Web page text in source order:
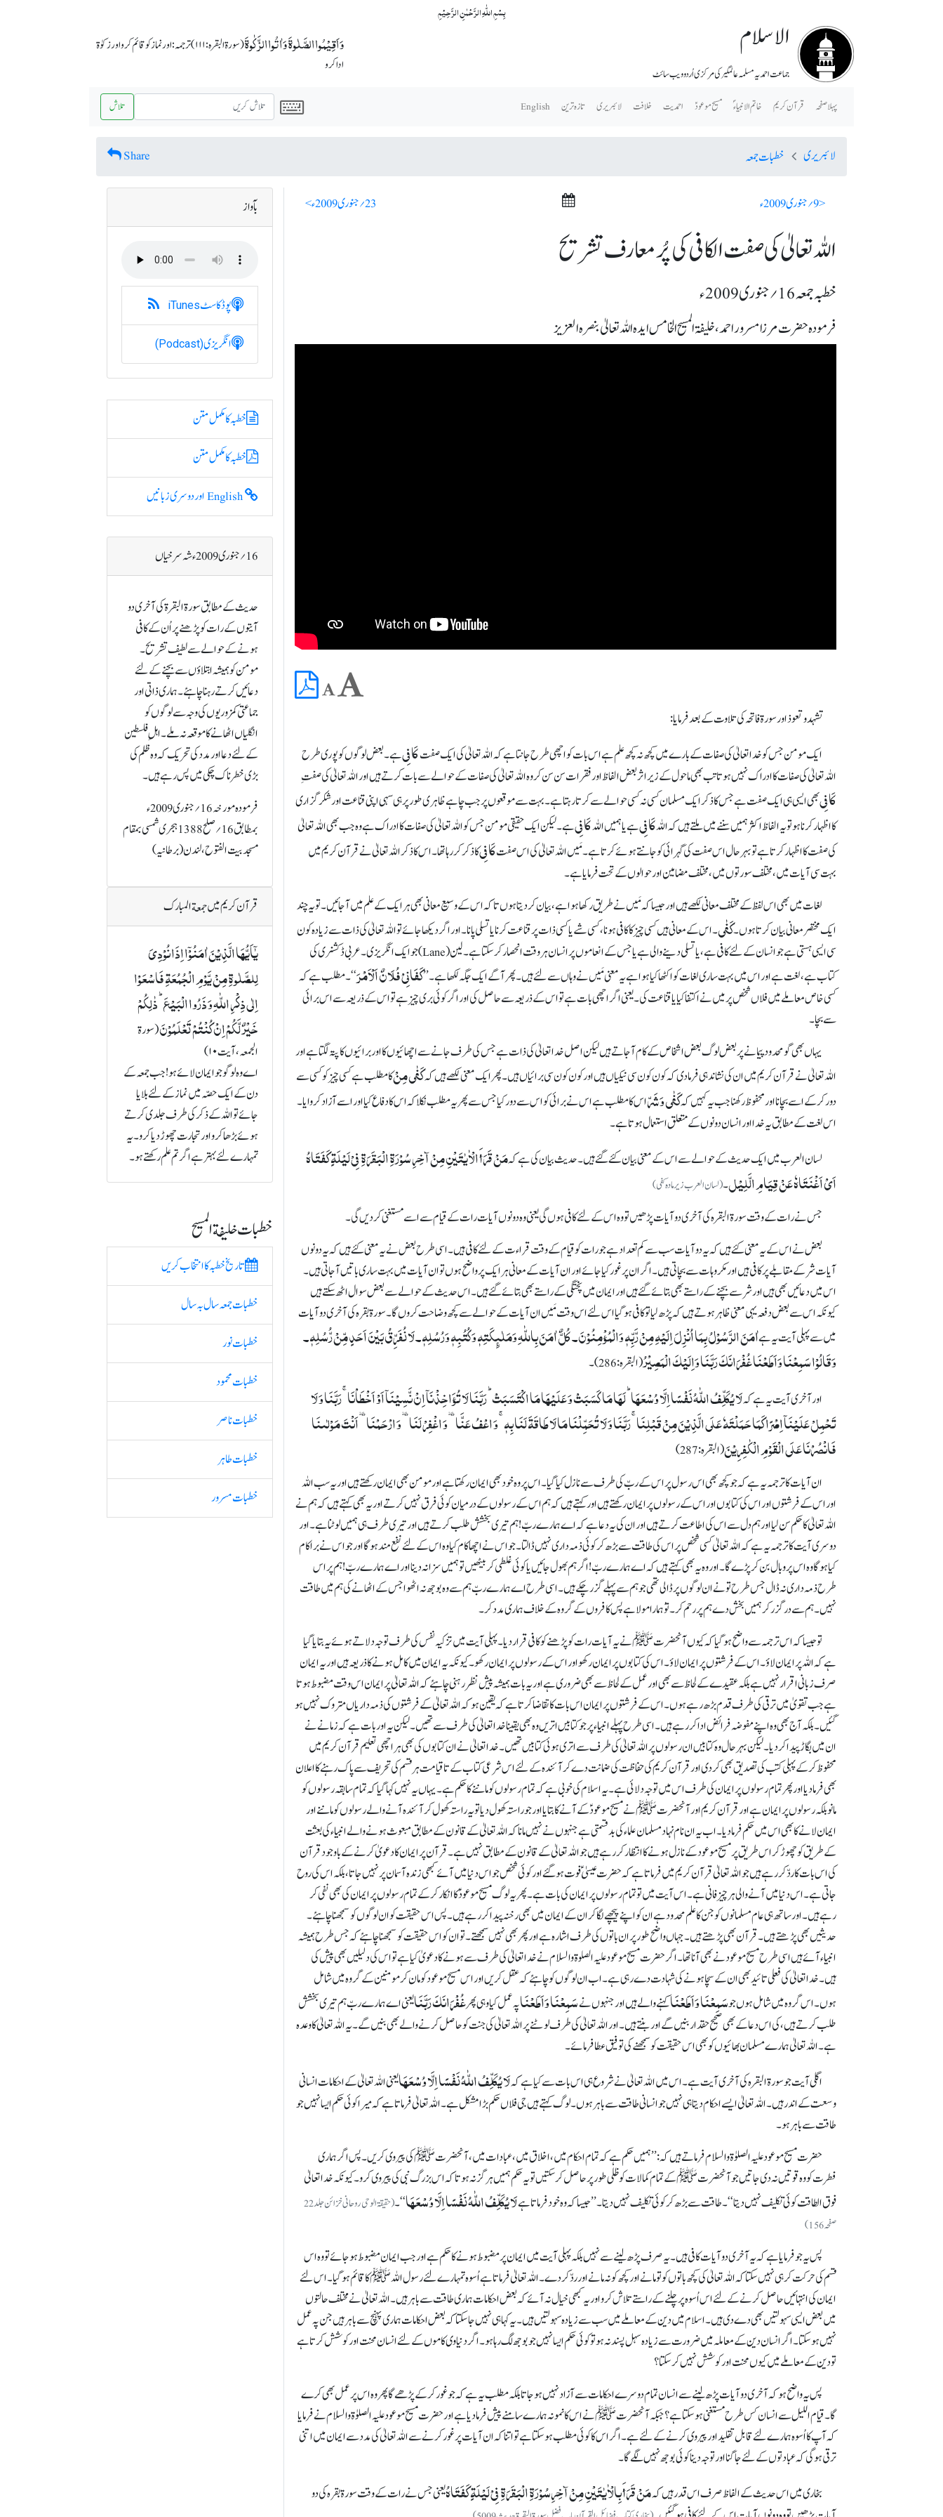
بِسۡمِ اللّٰہِ الرَّحۡمٰنِ الرَّحِیۡمِ
الاسلام
جماعت احمدیہ مسلمہ عالمگیر کی مرکزی اُردو ویب سائٹ
وَ اَقِیۡمُوا الصَّلٰوۃَ وَ اٰتُوا الزَّکٰوۃَ
(سورة البقرہ: ۱۱۱) ترجمہ: اور نماز کو قائم کرو اور زکوٰة
ادا کرو
پہلا صفحہ قرآن کریم خاتم الانبیاء ؐ مسیح موعودؑ احمدیت خلافت لائبریری تازہ ترین English تلاش
لائبریری خطبات جمعہ Share
< 9؍ جنوری 2009ء 23؍ جنوری 2009ء >
اللہ تعالیٰ کی صفت الکافی کی پُر معارف تشریح
خطبہ جمعہ 16؍ جنوری 2009ء
فرمودہ حضرت مرزا مسرور احمد، خلیفۃ المسیح الخامس ایدہ اللہ تعالیٰ بنصرہ العزیز
تشہد و تعوذ اور سورۃ فاتحہ کی تلاوت کے بعد فرمایا:
ایک مومن جس کو خداتعالیٰ کی صفات کے بارے میں کچھ نہ کچھ علم ہے اس بات کو اچھی طرح جانتا ہے کہ اللہ تعالیٰ کی ایک صفتکَافِیہے۔ بعض لوگوں کو پوری طرح
اللہ تعالیٰ کی صفات کا ادراک نہیں ہوتا تب بھی ماحول کے زیر اثر بعض الفاظ اور فقرات سن سن کر وہ اللہ تعالیٰ کی صفات کے حوالے سے بات کرتے ہیں اور اللہ تعالیٰ کی صفتِ
کَافِیبھی ایسی ہی ایک صفت ہے جس کا ذکر ایک مسلمان کسی نہ کسی حوالے سے کرتا رہتا ہے۔ بہت سے موقعوں پر جب چاہے ظاہری طور پر ہی سہی اپنی قناعت اور شکر گزاری
کا اظہار کرنا ہو تو یہ الفاظ اکثر ہمیں سننے میں ملتے ہیں کہ اللہکَافِیہے یا ہمیں اللہکَافِیہے۔ لیکن ایک حقیقی مومن جس کو اللہ تعالیٰ کی صفات کا ادراک ہے وہ جب بھی اللہ تعالیٰ
کی صفت کا اظہار کرتا ہے تو بہرحال اس صفت کی گہرائی کو جانتے ہوئے کرتا ہے۔ مَیں اللہ تعالیٰ کی اس صفتکَافِیکا ذکر کر رہا تھا۔ اس کا ذکر اللہ تعالیٰ نے قرآن کریم میں
بہت سی آیات میں، مختلف سورتوں میں، مختلف مضامین اور حوالوں کے تحت فرمایا ہے۔
لغات میں بھی اس لفظ کے مختلف معانی لکھے ہیں اور جیسا کہ مَیں نے طریق رکھا ہوا ہے، بیان کر دیتا ہوں تاکہ اس کے وسیع معانی بھی ہر ایک کے علم میں آ جائیں۔ تو یہ چند
ایک مختصر معانی بیان کرتا ہوں۔کَفٰی۔ اس کے معانی ہیں کسی چیز کا کافی ہونا، کسی شے یا کسی ذات پر قناعت کرنا یا تسلی پانا۔ اور اگر دیکھا جائے تو اللہ تعالیٰ کی ذات سے زیادہ کون
سی ایسی ہستی ہے جو انسان کے لئے کافی ہے، یا تسلی دینے والی ہے یا جس کے انعاموں پر انسان ہر وقت انحصار کر سکتا ہے۔ لین (Lane) جو ایک انگریزی۔ عربی ڈکشنری کی
کتاب ہے، لغت ہے اور اس میں بہت ساری لغات کو اکٹھاکیا ہوا ہے یہ معنی مَیں نے وہاں سے لئے ہیں۔ پھر آگے ایک جگہ لکھا ہے۔ ’’کَفَانِیْ فُلَانٌ اَلْاَمْرَ‘‘۔ مطلب ہے کہ
کسی خاص معاملے میں فلاں شخص پر میں نے اکتفا کیا یا قناعت کی۔ یعنی اگر اچھی بات ہے تو اس کے ذریعہ سے حاصل کی اور اگر کوئی بری چیز ہے تو اس کے ذریعہ سے اس برائی
سے بچا۔
یہاں بھی گو محدود پیمانے پر بعض لوگ بعض اشخاص کے کام آ جاتے ہیں لیکن اصل خداتعالیٰ کی ذات ہے جس کی طرف جانے سے اچھائیوں کا اور برائیوں کا پتہ لگتا ہے اور
اللہ تعالیٰ نے قرآن کریم میں ان کی نشاندہی فرما دی کہ کون کون سی نیکیاں ہیں اور کون کون سی برائیاں ہیں۔ پھر ایک معنی لکھے ہیں کہکَفٰی مِنْکا مطلب ہے کسی چیز کو کسی سے
دور کرکے اسے بچانا اور محفوظ رکھنا جب یہ کہیں کہکَفٰی وَ شَرّاس کا مطلب ہے اس نے برائی کو اس سے دور کیا جس سے پھر یہ مطلب نکلا کہ اس کا دفاع کیا اور اسے آزاد کروایا۔
اس لغت کے مطابق یہ خدا اور انسان دونوں کے متعلق استعمال ہوتا ہے۔
لسان العرب میں ایک حدیث کے حوالے سے اس کے معنی بیان کئے گئے ہیں۔ حدیث بیان کی ہے کہمَنْ قَرَأَ الْاٰیٰتَیْنِ مِنْ آخِرِ سُوْرَۃِ الْبَقَرَۃِ فِیْ لَیْلَۃٍ کَفَتَاہُ
اَیْ اَغْنَتَاہٗ عَنْ قِیَامِ الَّلِیْل۔(لسان العرب زیر مادہ کفی)
جس نے رات کے وقت سورۃ البقرہ کی آخری دو آیات پڑھیں تو وہ اس کے لئے کافی ہوں گی یعنی وہ دونوں آیات رات کے قیام سے اسے مستغنی کر دیں گی۔
بعض نے اس کے یہ معنی کئے ہیں کہ یہ دو آیات سب سے کم تعداد ہے جو رات کو قیام کے وقت قراءت کے لئے کافی ہیں۔ اسی طرح بعض نے یہ معنی کئے ہیں کہ یہ دونوں
آیات شر کے مقابلے پر کافی ہیں اور مکروہات سے بچاتی ہیں۔ اگر ان پر غور کیا جائے اور ان آیات کے معانی ہر ایک پر واضح ہوں تو ان آیات میں بہت ساری باتیں آ جاتی ہیں۔
اس میں دعائیں بھی ہیں اور شر سے بچنے کے راستے بھی بتائے گئے ہیں اور ایمان میں پختگی کے راستے بھی بتائے گئے ہیں۔ اس حدیث کے حوالے سے بعض سوال اٹھ سکتے ہیں
کیونکہ اس سے بعض دفعہ یہی معنی ظاہر ہوتے ہیں کہ پڑھ لیا تو کافی ہو گیا اس لئے اس وقت مَیں ان آیات کے حوالے سے کچھ وضاحت کروں گا۔ سورۃ بقرہ کی آخری دو آیات
میں سے پہلی آ یت یہ ہےاٰمَنَ الرَّسُوْلُ بِمَا اُنْزِلَ اِلَیْہِ مِنْ رَّبِّہٖ وَالْمُؤْمِنُوْنَ۔ کُلٌّ اٰمَنَ بِاللّٰہِ وَمَلٰئِکَتِہٖ وَکُتُبِہٖ وَرُسُلِہٖ۔ لَا نُفَرِّقُ بَیْنَ اَحَدٍ مِّنْ رُّسُلِہٖ۔
وَقَالُوْا سَمِعْنَا وَاَطَعْنَا غُفْرَانَکَ رَبَّنَا وَاِلَیْکَ الْمَصِیْرُ(البقرہ: 286)۔
اور آخری آیت یہ ہے کہلَا یُکَلِّفُ اللّٰہُ نَفۡسًا اِلَّا وُسۡعَہَا ؕ لَہَا مَا کَسَبَتۡ وَ عَلَیۡہَا مَا اکۡتَسَبَتۡ ؕ رَبَّنَا لَا تُؤَاخِذۡنَاۤ اِنۡ نَّسِیۡنَاۤ اَوۡ اَخۡطَاۡنَا ۚ رَبَّنَا وَ لَا
تَحۡمِلۡ عَلَیۡنَاۤ اِصۡرًا کَمَا حَمَلۡتَہٗ عَلَی الَّذِیۡنَ مِنۡ قَبۡلِنَا ۚ رَبَّنَا وَ لَا تُحَمِّلۡنَا مَا لَا طَاقَۃَ لَنَا بِہٖ ۚ وَ اعۡفُ عَنَّا ٝ وَ اغۡفِرۡ لَنَا ٝ وَ ارۡحَمۡنَا ٝ اَنۡتَ مَوۡلٰٮنَا
فَانۡصُرۡنَا عَلَی الۡقَوۡمِ الۡکٰفِرِیۡنَ(البقرہ: 287)
ان آیات کا ترجمہ یہ ہے کہ جو کچھ بھی اس رسول پر اس کے ربّ کی طرف سے نازل کیا گیا۔ اس پر وہ خود بھی ایمان رکھتا ہے اور مومن بھی ایمان رکھتے ہیں اور یہ سب اللہ
اور اس کے فرشتوں اور اس کی کتابوں اور اس کے رسولوں پر ایمان رکھتے ہیں اور کہتے ہیں کہ ہم اس کے رسولوں کے درمیان کوئی فرق نہیں کرتے اور یہ بھی کہتے ہیں کہ ہم نے
اللہ تعالیٰ کا حکم سن لیا اور ہم دل سے اس کی اطاعت کرتے ہیں اور ان کی یہ دعا ہے کہ اے ہمارے ربّ! ہم تیری بخشش طلب کرتے ہیں اور تیری طرف ہی ہمیں لوٹنا ہے۔ اور
دوسری آیت کا ترجمہ یہ ہے کہ اللہ تعالیٰ کسی شخص پر اس کی طاقت سے بڑھ کر کوئی ذمہ داری نہیں ڈالتا۔ جو اس نے اچھا کام کیا وہ اس کے لئے نفع مند ہو گا اور جو اس نے برا کام
کیا ہو گا وہ اس پر وبال بن کرپڑے گا۔ اور وہ یہ بھی کہتے ہیں کہ اے ہمارے ربّ! اگر ہم بھول جائیں یا کوئی غلطی کر بیٹھیں تو ہمیں سزا نہ دینا اور اے ہمارے ربّ! ہم پر اس
طرح ذمہ داری نہ ڈال جس طرح تو نے ان لوگوں پر ڈالی تھی جو ہم سے پہلے گزر چکے ہیں۔ اسی طرح اے ہمارے ربّ ہم سے وہ بوجھ نہ اٹھوا جس کے اٹھانے کی ہم میں طاقت
نہیں۔ ہم سے درگزر کر ہمیں بخش دے ہم پر رحم کر۔ توُ ہمارا مولا ہے پس کافروں کے گروہ کے خلاف ہماری مدد کر۔
تو جیسا کہ اس ترجمہ سے واضح ہو گیا کہ کیوں آنحضرتﷺ نے یہ آیات رات کو پڑھنے کو کافی قرار دیا۔ پہلی آیت میں تزکیہ نفس کی طرف توجہ دلاتے ہوئے یہ بتایا گیا
ہے کہ اللہ پر ایمان لاؤ۔ اس کے فرشتوں پر ایمان لاؤ۔ اس کی کتابوں پر ایمان رکھو اور اس کے رسولوں پر ایمان رکھو۔ کیونکہ یہ ایمان میں کامل ہونے کا ذریعہ ہیں اور یہ ایمان
صرف زبانی اقرار نہیں ہے بلکہ عقیدے کے لحاظ سے بھی اور عمل کے لحاظ سے بھی ضروری ہے اور یہ بات ہمیشہ پیش نظر رہنی چاہئے کہ اللہ تعالیٰ پر ایمان اس وقت مضبوط ہوتا
ہے جب تقویٰ میں ترقی کی طرف قدم بڑھ رہے ہوں۔ اس کے فرشتوں پر ایمان اس بات کا تقاضا کرتا ہے کہ یقین ہو کہ اللہ تعالیٰ کے فرشتوں کی ذمہ داریاں متروک نہیں ہو
گئیں۔ بلکہ آج بھی وہ اپنے مفوضہ فرائض ادا کر رہے ہیں۔ اسی طرح پہلے انبیاء پر جو کتابیں اتریں وہ بھی یقینا خداتعالیٰ کی طرف سے تھیں۔ لیکن یہ اور بات ہے کہ زمانے نے
ان میں بگاڑ پیدا کر دیا۔ لیکن بہرحال وہ کتابیں ان رسولوں پر اللہ تعالیٰ کی طرف سے اتری ہوئی کتابیں تھیں۔ خداتعالیٰ نے ان کتابوں کی بھی ہر اچھی تعلیم قرآن کریم میں
محفوظ کرکے پہلی کتب کی تصدیق بھی کر دی اور قرآن کریم کی حفاظت کی ضمانت دے کر آئندہ کے لئے اس شرعی کتاب کے تاقیامت ہر قسم کی تحریف سے پاک رہنے کا اعلان
بھی فرما دیا اور پھر تمام رسولوں پر ایمان کی طرف اس میں توجہ دلائی ہے۔ یہ اسلام کی خوبی ہے کہ تمام رسولوں کو ماننے کا حکم ہے۔ یہاں یہ نہیں کہا گیا کہ تمام سابقہ رسولوں کو
مانو بلکہ رسولوں پر ایمان ہے اور قرآن کریم اور آنحضرتﷺ نے مسیح موعودؑ کے آنے کا بتایا اور جوراستہ کھول دیا تو یہ راستہ کھول کر آئندہ آنے والے رسولوں کو ماننے اور
ایمان لانے کا بھی اس میں حکم فرما دیا۔ اب یہ ان نام نہاد مسلمان علماء کی بدقسمتی ہے جنہوں نے نہیں مانا کہ اللہ تعالیٰ کے قانون کے مطابق مبعوث ہونے والے انبیاء کی بعثت
کے طریق کو چھوڑ کر اس طریق پر مسیح موعود کے نازل ہونے کا انتظار کر رہے ہیں جو اللہ تعالیٰ کے قانون کے مطابق نہیں ہے۔ قرآن پر ایمان کا دعویٰ کرنے کے باوجود قرآن
کی اس بات کا ردّ کر رہے ہیں جو اللہ تعالیٰ قرآن کریم میں فرماتا ہے کہ حضرت عیسیٰؑ فوت ہو گئے اور کوئی شخص جو اس دنیا میں آئے کبھی زندہ آسمان پر نہیں جاتا، بلکہ اس کی روح
جاتی ہے۔ اس دنیا میں آنے والی ہر چیز فانی ہے۔ اس آیت میں تو تمام رسولوں پر ایمان کی بات ہے۔ پھر یہ لوگ مسیح موعودؑ کا انکار کرکے تمام رسولوں پر ایمان کی بھی نفی کر
رہے ہیں۔ اور ساتھ ہی عام مسلمانوں کو جن کا علم محدود ہے ان کو اپنے پیچھے لگا کر ان کے ایمان میں بھی رخنہ پیدا کر رہے ہیں۔ پس اس حقیقت کو ان لوگوں کو سمجھناچاہئے۔
حدیثیں بھی پڑھتے ہیں۔ قرآن بھی پڑھتے ہیں۔ جہاں واضح طور پر ان باتوں کی طرف اشارہ ہے اور پھر بھی نہیں سمجھتے۔ تو ان کو اس حقیقت کو سمجھنا چاہئے کہ جس طرح ہمیشہ
انبیاء آئے ہیں اسی طرح مسیح موعودنے بھی آنا تھا۔ اگر حضرت مسیح موعود علیہ الصلوۃ والسلام نے خداتعالیٰ کی طرف سے ہونے کا دعویٰ کیا ہے تو اس کی دلیلیں بھی پیش کی
ہیں۔ خداتعالیٰ کی فعلی تائید بھی ان کے سچا ہونے کی شہادت دے رہی ہے۔ اب ان لوگوں کو چاہئے کہ عقل کریں اور اس مسیح موعود کو مان کر مومنین کے گروہ میں شامل
ہوں۔ اس گروہ میں شامل ہوں جوسَمِعْنَا وَاَطَعْنَاکہنے والے ہیں اور جنہوں نےسَمِعْنَا وَاَطَعْنَاپہ عمل کیا وہی پھرغُفْرَانَکَ رَبَّنَایعنی اے ہمارے ربّ ہم تیری بخشش
طلب کرتے ہیں، کی اس دعا کے بھی صحیح حقدار بنیں گے اور بنتے ہیں۔ اور اللہ تعالیٰ کی طرف لوٹنے پر اللہ تعالیٰ کی جنت کو حاصل کرنے والے بھی بنیں گے۔ یہ اللہ تعالیٰ کا وعدہ
ہے۔ اللہ تعالیٰ ہمارے مسلمان بھائیوں کو بھی اس حقیقت کو سمجھنے کی تو فیق عطا فرمائے۔
اگلی آیت جو سورۃ البقرہ کی آخری آیت ہے۔ اس میں اللہ تعالیٰ نے شروع ہی اس بات سے کیا ہے کہلَا یُکَلِّفُ اللّٰہُ نَفْسًا اِلَّا وُسْعَھَایعنی اللہ تعالیٰ کے احکامات انسانی
وسعت کے اندر ہیں۔ اللہ تعالیٰ ایسے احکام دیتا ہی نہیں جو انسانی طاقت سے باہر ہوں۔ لوگ کہتے ہیں جی فلاں حکم بڑا مشکل ہے۔ اللہ تعالیٰ فرماتا ہے کہ میرا کوئی حکم ایسا نہیں جو
طاقت سے باہر ہو۔
حضرت مسیح موعود علیہ الصلوٰۃ والسلام فرماتے ہیں کہ: ’’ہمیں حکم ہے کہ تمام احکام میں، اخلاق میں، عبادات میں، آنحضرتﷺ کی پیروی کریں۔ پس اگر ہماری
فطرت کو وہ قوتیں نہ دی جاتیں جو آنحضرتﷺ کے تمام کمالات کو ظلی طور پر حاصل کر سکتیں تو یہ حکم ہمیں ہرگز نہ ہوتا کہ اس بزرگ نبی کی پیروی کرو۔ کیونکہ خداتعالیٰ
فوق الطاقت کوئی تکلیف نہیں دیتا‘‘۔ طاقت سے بڑھ کر کوئی تکلیف نہیں دیتا۔ ’’جیسا کہ وہ خود فرماتا ہےلَا یُکَلِّفُ اللّٰہُ نَفْسًا اِلَّا وُسْعَھَا‘‘۔
(حقیقۃالوحی روحانی خزائن جلد 22
صفحہ 156)
پس یہ جو فرمایا ہے کہ یہ آخری دو آیات کافی ہیں۔ یہ صرف پڑھ لینے سے نہیں بلکہ پہلی آیت میں ایمان پر مضبوط ہونے کا حکم ہے اور جب ایمان مضبوط ہو جائے تووہ اس
قسم کی حرکت کر ہی نہیں سکتا کہ اللہ تعالیٰ کی کچھ باتوں کو تو مانے اور کچھ کو نہ مانے اور ردّ کردے۔ اللہ تعالیٰ فرماتا ہے اُسوہ تمہارے لئے رسول اللہﷺ کا قائم ہو گیا۔ اس لئے
ایمان کی انتہائیں حاصل کرنے کے لئے اس اُسوہ پر چلنے کے راستے تلاش کرو اور یہ کبھی خیال نہ آئے کہ بعض احکامات ہماری طاقت سے باہر ہیں۔ اللہ تعالیٰ نے مختلف حالتوں
میں بعض ایسی سہولتیں بھی دے دی ہیں۔ اسلام میں دین کے معاملے میں سب سے زیادہ سہولتیں ہیں۔ یہ کہا ہی نہیں جا سکتا کہ بعض احکامات ہماری پہنچ سے باہر ہیں جن پہ عمل
نہیں ہو سکتا۔ اگر انسان دین کے معاملہ میں ضرورت سے زیادہ سہل پسندنہ ہو تو کوئی حکم ایسا نہیں جو بوجھ لگ رہا ہو۔ اگر دنیاوی کاموں کے لئے انسان محنت اور کوشش کرتا ہے
تو دین کے معاملے میں کیوں محنت اور کوشش نہیں کر سکتا؟
پس یہ واضح ہو کہ آخری دو آیات پڑھ لینے سے انسان تمام دوسرے احکامات سے آزادنہیں ہو جاتا بلکہ مطلب یہ ہے کہ جو غور کرکے پڑھے گا پھر وہ اس پر عمل بھی کرے
گا۔ قیام اللیل سے انسان کس طرح مستغنی ہو سکتا ہے؟ جبکہ آنحضرتﷺ نے اس کا نمونہ ہمارے سامنے پیش فرما دیا ہے اور حضرت مسیح موعود علیہ الصلوٰۃ والسلام نے فرمایا
کہ آپ کا اُسوہ ہمارے لئے قابل تقلید اور پیروی کرنے کے لئے ہے۔ اگر اس کا کوئی مطلب ہو سکتا ہے تو اتنا کہ ان آیات پر غور کرنے سے اللہ تعالیٰ کی مدد سے ایمان میں اتنی
ترقی ہو گی کہ عبادتوں کے لئے جاگنااور توجہ دینا کوئی بوجھ نہیں لگے گا۔
بخاری میں اس حدیث کے الفاظ صرف اس قدر ہیں کہمَنْ قَرَأَ بِالْاٰیٰتَیْنِ مِنْ آخِرِسُوْرَۃِ الْبَقَرَۃِ فِیْ لَیْلَۃٍ کَفَتَاہُیعنی جس نے رات کے وقت سورۃ بقرہ کی دو
بآواز
پوڈکاسٹiTunes
انگریزی(Podcast)
خطبہ کا مکمل متن
خطبہ کا مکمل متن
English اور دوسری زبانیں
16؍ جنوری 2009ء شہ سرخیاں
حدیث کے مطا بق سورۃ البقرۃ کی آخری دو
آیتوں کے رات کو پڑھنے پراُن کے کافی
ہونے کے حوالے سے لطیف تشریح۔
مومن کو ہمیشہ ابتلاؤں سے بچنے کے لئے
دعائیں کرتے رہنا چاہئے۔ ہماری ذاتی اور
جماعتی کمزوریوں کی وجہ سے لوگوں کو
انگلیاں اٹھانے کا موقعہ نہ ملے۔ اہلِ فلسطین
کے لئے دعا اور مدد کی تحریک کہ وہ ظلم کی
بڑی خطرناک چکی میں پس رہے ہیں۔
فرمودہ مورخہ 16؍جنوری 2009ء
بمطابق16؍صلح 1388 ہجری شمسی بمقام
مسجد بیت الفتوح، لندن (برطانیہ)
قرآن کریم میں جمعة المبارک
یٰۤاَیُّہَا الَّذِیۡنَ اٰمَنُوۡۤا اِذَا نُوۡدِیَ
لِلصَّلٰوۃِ مِنۡ یَّوۡمِ الۡجُمُعَۃِ فَاسۡعَوۡا
اِلٰی ذِکۡرِ اللّٰہِ وَ ذَرُوا الۡبَیۡعَ ؕ ذٰلِکُمۡ
خَیۡرٌ لَّکُمۡ اِنۡ کُنۡتُمۡ تَعۡلَمُوۡنَ(سورة
الجمعہ، آیت ۱۰)
اے وہ لوگو جو ایمان لائے ہو! جب جمعہ کے
دن کے ایک حصّہ میں نماز کے لئے بلایا
جائے تو اللہ کے ذکر کی طرف جلدی کرتے
ہوئے بڑھا کرو اور تجارت چھوڑ دیا کرو۔ یہ
تمہارے لئے بہتر ہے اگر تم علم رکھتے ہو۔
خطبات خلیفة المسیح
تاریخ خطبہ کا انتخاب کریں
خطبات جمعہ سال بہ سال
خطبات نور
خطبات محمود
خطبات ناصر
خطبات طاہر
خطبات مسرور